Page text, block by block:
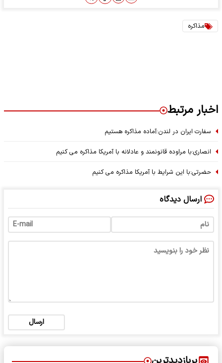
مذاکره
اخبار مرتبط
سفارت ایران در لندن:آماده مذاکره هستیم
انصاری:با مراوده قانونمند و عادلانه با آمریکا مذاکره می کنیم
حضرتی:با این شرایط با آمریکا مذاکره می کنیم
ارسال دیدگاه
ارسال